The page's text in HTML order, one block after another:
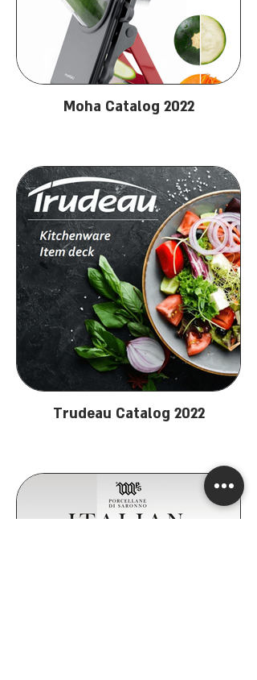
Moha Catalog 2022
Trudeau Catalog 2022